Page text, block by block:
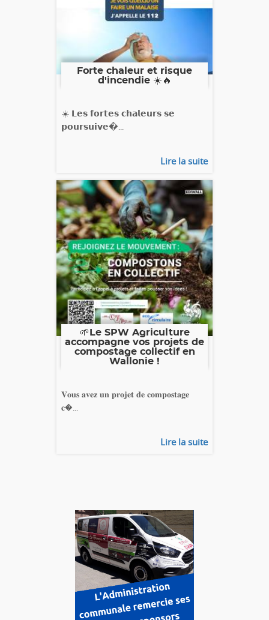
Forte chaleur et risque
d'incendie ☀️🔥
☀️ 𝗟𝗲𝘀 𝗳𝗼𝗿𝘁𝗲𝘀 𝗰𝗵𝗮𝗹𝗲𝘂𝗿𝘀 𝘀𝗲
𝗽𝗼𝘂𝗿𝘀𝘂𝗶𝘃𝗲�...
Lire la suite
🌱Le SPW Agriculture
accompagne vos projets de
compostage collectif en
Wallonie !
𝐕𝐨𝐮𝐬 𝐚𝐯𝐞𝐳 𝐮𝐧 𝐩𝐫𝐨𝐣𝐞𝐭 𝐝𝐞 𝐜𝐨𝐦𝐩𝐨𝐬𝐭𝐚𝐠𝐞
𝐜�...
Lire la suite